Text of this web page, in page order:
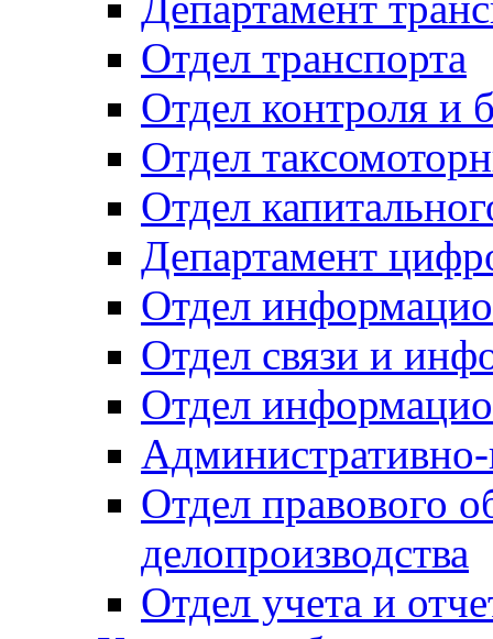
Отдел транспорта
Отдел контроля и
Отдел
Отдел
Департамент
Отдел
Отдел связи и
Отдел
Отдел правового
делопроизводства
Отдел учета и